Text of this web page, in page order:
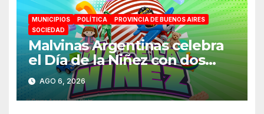
MUNICIPIOS POLÍTICA
PROVINCIA DE BUENOS AIRES
SOCIEDAD
Malvinas Argentinas celebra
el Día de la Niñez con dos
jornadas de juegos,
espectáculos y actividades
para toda la familia
AGO 6, 2026